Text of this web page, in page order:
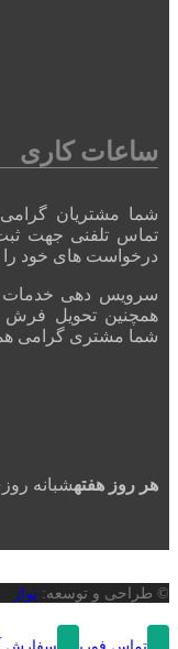
ساعات کاری
شما مشتریان گرامی
تماس تلفنی جهت
درخواست های خود را
سرویس دهی
همچنین تحویل فرش
شما مشتری گرامی
هر روز هفتهشبانه
© طراحی و توسعه: نواژ